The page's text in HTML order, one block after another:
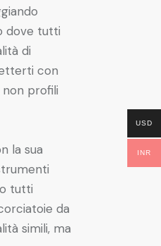
dove tutti
di
con
non profili
la sua
tutti
da
simili, ma
USD
INR